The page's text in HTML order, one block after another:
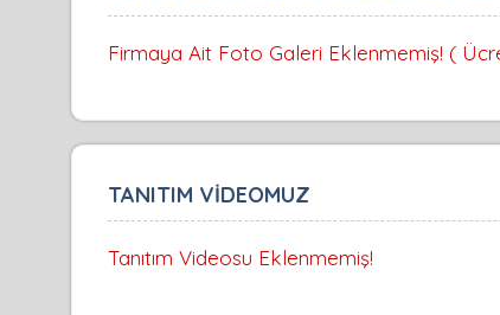
Firmaya Ait Foto Galeri Eklenmemiş! (
TANITIM VİDEOMUZ
Tanıtım Videosu Eklenmemiş!